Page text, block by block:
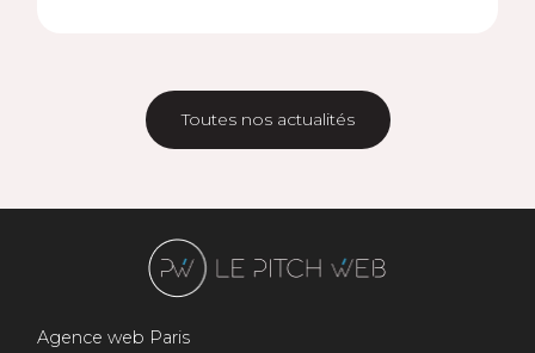
Toutes nos actualités
Agence web Paris